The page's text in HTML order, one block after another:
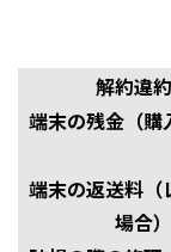
解約違
端末の残金（購
端末の返送料（
場合）